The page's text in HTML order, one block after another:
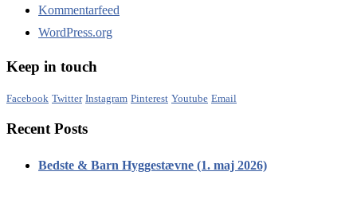
Kommentarfeed
WordPress.org
Keep in touch
Facebook Twitter Instagram Pinterest Youtube Email
Recent Posts
Bedste & Barn Hyggestævne (1. maj 2026)